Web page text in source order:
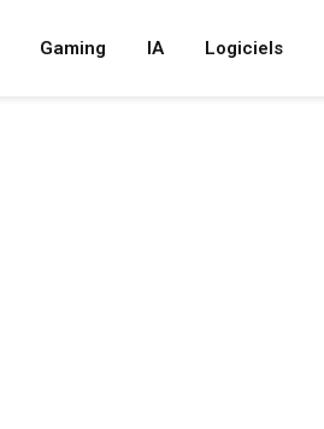
Gaming IA Logiciels